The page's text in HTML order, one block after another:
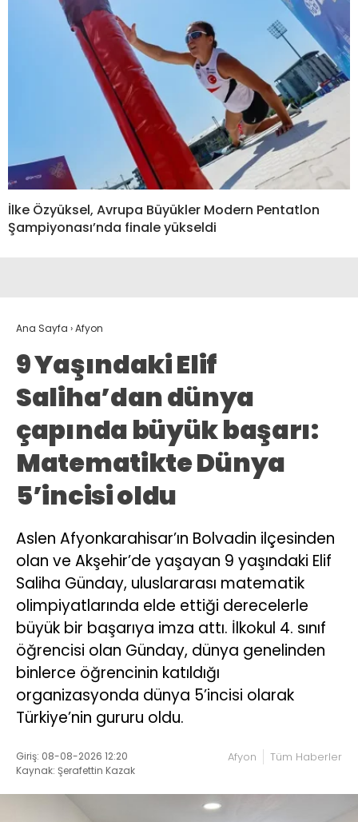
İlke Özyüksel, Avrupa Büyükler Modern Pentatlon
Şampiyonası’nda finale yükseldi
Ana Sayfa ›Afyon
9 Yaşındaki Elif
Saliha’dan dünya
çapında büyük başarı:
Matematikte Dünya
5’incisi oldu
Aslen Afyonkarahisar’ın Bolvadin ilçesinden
olan ve Akşehir’de yaşayan 9 yaşındaki Elif
Saliha Günday, uluslararası matematik
olimpiyatlarında elde ettiği derecelerle
büyük bir başarıya imza attı. İlkokul 4. sınıf
öğrencisi olan Günday, dünya genelinden
binlerce öğrencinin katıldığı
organizasyonda dünya 5’incisi olarak
Türkiye’nin gururu oldu.
Giriş: 08-08-2026 12:20
Kaynak: Şerafettin Kazak
Afyon Tüm Haberler